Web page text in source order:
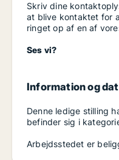
Skriv dine
at blive kontaktet for
ringet op af en af
Ses vi?
Information og
Denne ledige stilling
befinder sig i
Arbejdsstedet er